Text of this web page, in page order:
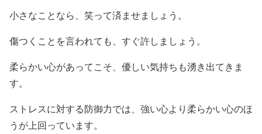
小さなことなら、笑って済ませましょう。
傷つくことを言われても、すぐ許しましょう。
柔らかい心があってこそ、優しい気持ちも湧き出てきま
す。
ストレスに対する防御力では、強い心より柔らかい心のほ
うが上回っています。